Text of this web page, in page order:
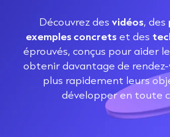
Découvrez des vidéos, des
exemples concretset des
éprouvés, conçus pour aider
obtenir davantage de
plus rapidement leurs
développer en toute